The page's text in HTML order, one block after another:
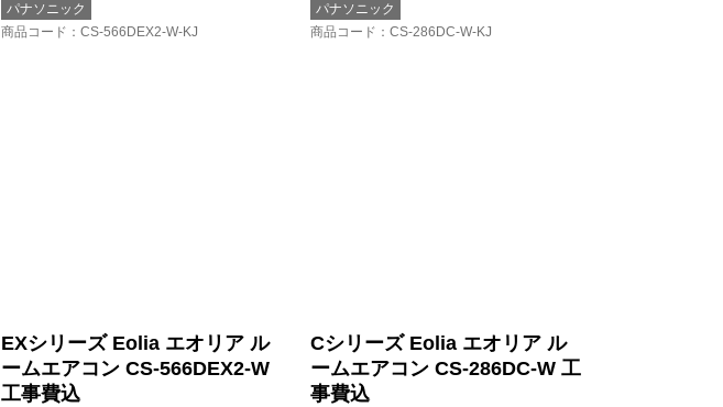
パナソニック
商品コード ：CS-566DEX2-W-KJ
EXシリーズ Eolia エオリア ル
ームエアコン CS-566DEX2-W
工事費込
パナソニック
商品コード ：CS-286DC-W-KJ
Cシリーズ Eolia エオリア ル
ームエアコン CS-286DC-W 工
事費込